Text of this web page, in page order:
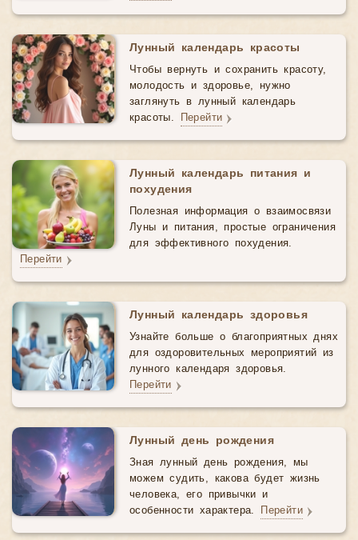
Лунный календарь красоты
Чтобы вернуть и сохранить красоту,
молодость и здоровье, нужно
заглянуть в лунный календарь
красоты. Перейти
Лунный календарь питания и
похудения
Полезная информация о взаимосвязи
Луны и питания, простые ограничения
для эффективного похудения.
Перейти
Лунный календарь здоровья
Узнайте больше о благоприятных днях
для оздоровительных мероприятий из
лунного календаря здоровья.
Перейти
Лунный день рождения
Зная лунный день рождения, мы
можем судить, какова будет жизнь
человека, его привычки и
особенности характера. Перейти